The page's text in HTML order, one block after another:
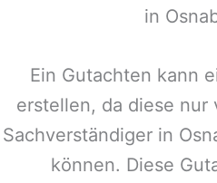
in
Ein Gutachten kann
erstellen, da diese nur
Sachverständiger in
können. Diese